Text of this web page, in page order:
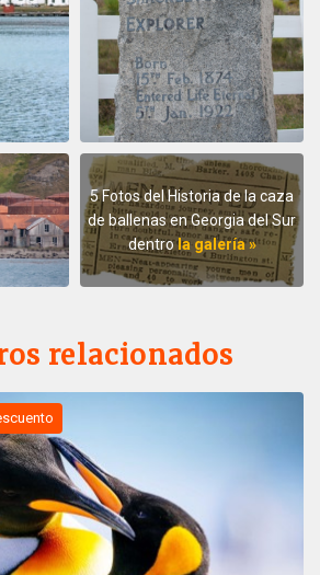
5 Fotos del Historia de la caza
de ballenas en Georgia del Sur
dentrola galería »
relacionados